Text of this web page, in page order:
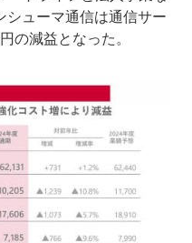
シューマ通信は通信サー
の減益となった。